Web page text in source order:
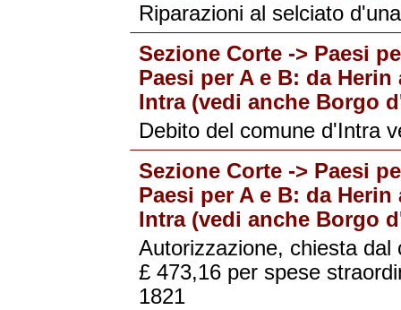
Riparazioni al selciato
Sezione Corte -> Paesi
Paesi per A e B: da
Intra (vedi anche Borgo
Debito del comune d'Intra
Sezione Corte -> Paesi
Paesi per A e B: da
Intra (vedi anche Borgo
Autorizzazione, chiesta
£ 473,16 per spese
1821